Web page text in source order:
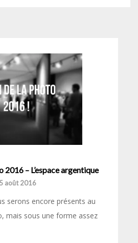
2016 – L’espace argentique
août 2016
serons encore présents au
mais sous une forme assez